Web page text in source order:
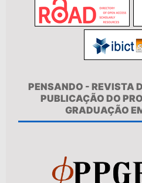
PENSANDO - REVISTA
PUBLICAÇÃO DO
GRADUAÇÃO